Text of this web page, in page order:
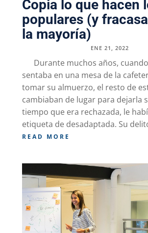
Copia lo que hacen
populares (y
la mayoría)
ENE 21, 2022
Durante muchos años,
sentaba en una mesa de la
tomar su almuerzo, el resto de
cambiaban de lugar para dejarla
tiempo que era rechazada, le
etiqueta de desadaptada. Su
READ MORE